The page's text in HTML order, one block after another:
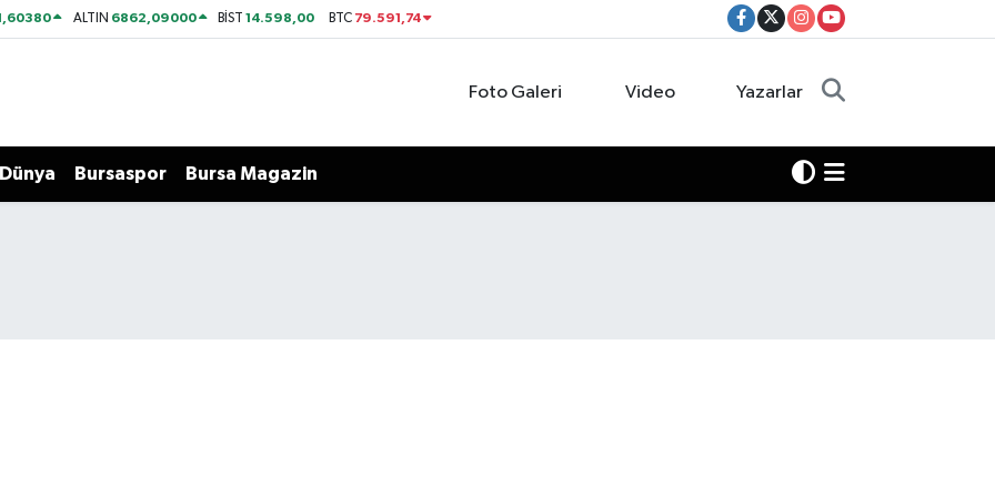
ALTIN 6862,09000 BİST14.598,00 BTC 79.591,74
Foto Galeri Video Yazarlar
Dünya Bursaspor Bursa Magazin